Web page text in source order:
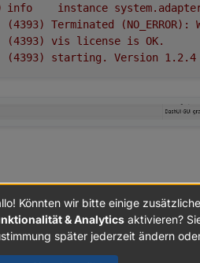
VIS
udn neu gestartet, leider nichts
von 2.xx auf 3.xx ein update
info instance
(4393) Terminated (NO_ERROR):
(4393) vis license is
OK.
(4393) starting. Version 1.2 .4
Könnten wir bitte einige
& Analytics aktivieren?
später jederzeit ändern